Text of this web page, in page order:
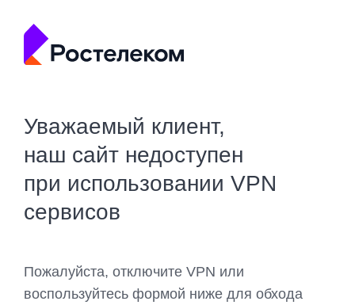
Уважаемый клиент,
наш сайт недоступен
при использовании VPN
сервисов
Пожалуйста, отключите VPN или
воспользуйтесь формой ниже для обхода